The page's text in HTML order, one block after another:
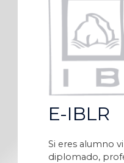
E-IBLR
Si eres alumno
diplomado,